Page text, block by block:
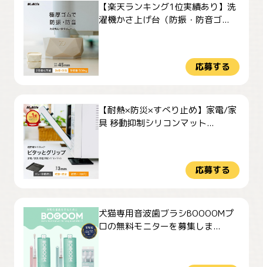
【楽天ランキング1位実績あり】洗
濯機かさ上げ台（防振・防音ゴ...
応募する
【耐熱×防災×すべり止め】家電/家
具 移動抑制シリコンマット...
応募する
犬猫専用音波歯ブラシBOOOOMプ
ロの無料モニターを募集しま...